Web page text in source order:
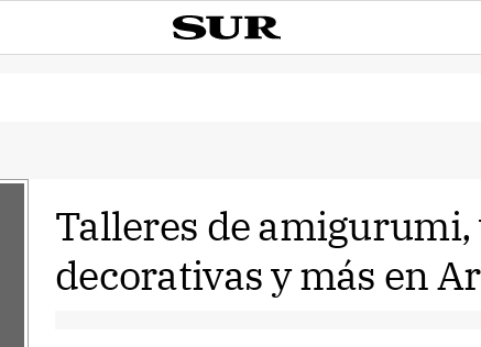
Talleres de amigurumi,
decorativas y más en